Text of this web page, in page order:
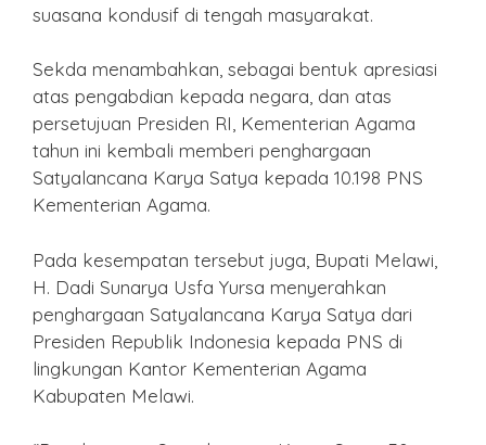
suasana kondusif di tengah masyarakat.
Sekda menambahkan, sebagai bentuk apresiasi
atas pengabdian kepada negara, dan atas
persetujuan Presiden RI, Kementerian Agama
tahun ini kembali memberi penghargaan
Satyalancana Karya Satya kepada 10.198 PNS
Kementerian Agama.
Pada kesempatan tersebut juga, Bupati Melawi,
H. Dadi Sunarya Usfa Yursa menyerahkan
penghargaan Satyalancana Karya Satya dari
Presiden Republik Indonesia kepada PNS di
lingkungan Kantor Kementerian Agama
Kabupaten Melawi.